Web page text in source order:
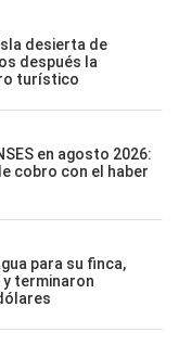
desierta de
después la
turístico
en agosto 2026:
cobro con el haber
para su finca,
terminaron